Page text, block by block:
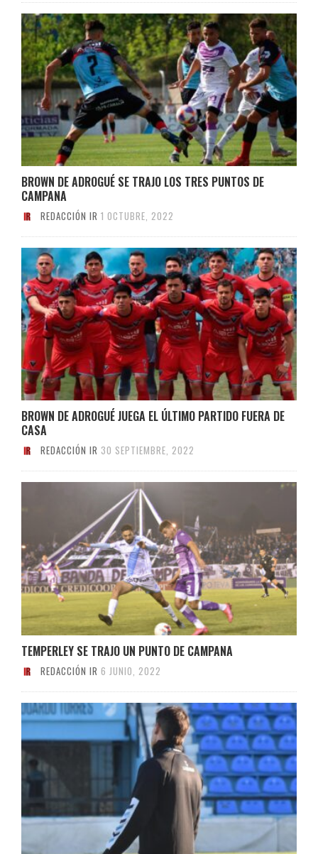
BROWN DE ADROGUÉ SE TRAJO LOS TRES PUNTOS DE
CAMPANA
REDACCIÓN IR 1 OCTUBRE, 2022
BROWN DE ADROGUÉ JUEGA EL ÚLTIMO PARTIDO FUERA DE
CASA
REDACCIÓN IR 30 SEPTIEMBRE, 2022
TEMPERLEY SE TRAJO UN PUNTO DE CAMPANA
REDACCIÓN IR 6 JUNIO, 2022